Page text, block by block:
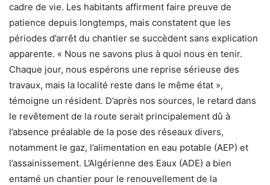
cadre de vie. Les habitants affirment faire preuve de
patience depuis longtemps, mais constatent que les
périodes d’arrêt du chantier se succèdent sans explication
apparente. « Nous ne savons plus à quoi nous en tenir.
Chaque jour, nous espérons une reprise sérieuse des
travaux, mais la localité reste dans le même état »,
témoigne un résident. D’après nos sources, le retard dans
le revêtement de la route serait principalement dû à
l’absence préalable de la pose des réseaux divers,
notamment le gaz, l’alimentation en eau potable (AEP) et
l’assainissement. L’Algérienne des Eaux (ADE) a bien
entamé un chantier pour le renouvellement de la